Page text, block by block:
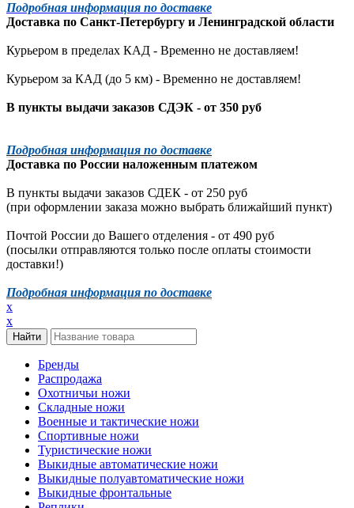
Подробная информация по доставке
Доставка по Санкт-Петербургу и Ленинградской области
Курьером в пределах КАД - Временно не доставляем!
Курьером за КАД (до 5 км) - Временно не доставляем!
В пункты выдачи заказов СДЭК - от 350 руб
Подробная информация по доставке
Доставка по России наложенным платежом
В пункты выдачи заказов СДЕК - от 250 руб
(при оформлении заказа можно выбрать ближайший пункт)
Почтой России до Вашего отделения - от 490 руб
(посылки отправляются только после оплаты стоимости
доставки!)
Подробная информация по доставке
x
x
Бренды
Распродажа
Охотничьи ножи
Складные ножи
Военные и тактические ножи
Спортивные ножи
Туристические ножи
Выкидные автоматические ножи
Выкидные полуавтоматические ножи
Выкидные фронтальные